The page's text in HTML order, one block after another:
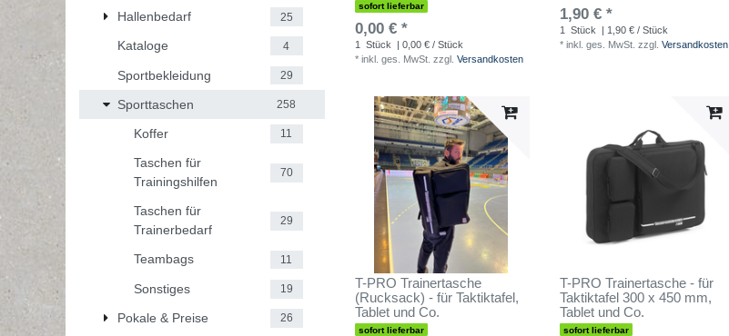
Hallenbedarf 25
Kataloge 4
Sportbekleidung 29
Sporttaschen 258
Koffer 11
Taschen für
Trainingshilfen
70
Taschen für
Trainerbedarf
29
Teambags 11
Sonstiges 19
Pokale & Preise 26
sofort lieferbar
0,00 € *
1 Stück
| 0,00 € / Stück
* inkl. ges. MwSt. zzgl. Versandkosten
1,90 € *
1 Stück
| 1,90 € / Stück
* inkl. ges. MwSt. zzgl. Versandkosten
T-PRO Trainertasche
(Rucksack) - für Taktiktafel,
Tablet und Co.
sofort lieferbar
T-PRO Trainertasche - für
Taktiktafel 300 x 450 mm,
Tablet und Co.
sofort lieferbar